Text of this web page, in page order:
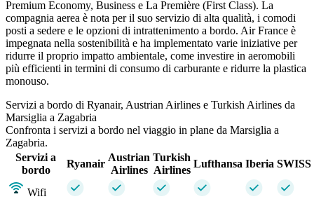
Premium Economy, Business e La Première (First Class). La
compagnia aerea è nota per il suo servizio di alta qualità, i comodi
posti a sedere e le opzioni di intrattenimento a bordo. Air France è
impegnata nella sostenibilità e ha implementato varie iniziative per
ridurre il proprio impatto ambientale, come investire in aeromobili
più efficienti in termini di consumo di carburante e ridurre la plastica
monouso.
Servizi a bordo di Ryanair, Austrian Airlines e Turkish Airlines da
Marsiglia a Zagabria
Confronta i servizi a bordo nel viaggio in plane da Marsiglia a
Zagabria.
Servizi a
bordo
Ryanair
Austrian
Airlines
Turkish
Airlines
Lufthansa Iberia SWISS
Wifi